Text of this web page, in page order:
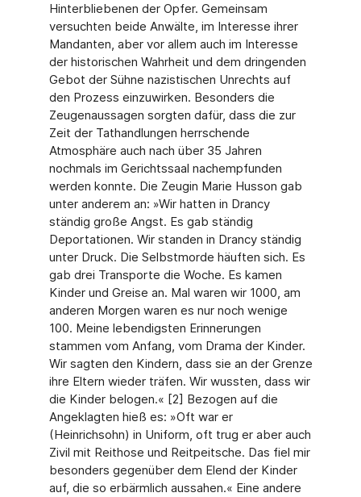
Hinterbliebenen der Opfer. Gemeinsam
versuchten beide Anwälte, im Interesse ihrer
Mandanten, aber vor allem auch im Interesse
der historischen Wahrheit und dem dringenden
Gebot der Sühne nazistischen Unrechts auf
den Prozess einzuwirken. Besonders die
Zeugenaussagen sorgten dafür, dass die zur
Zeit der Tathandlungen herrschende
Atmosphäre auch nach über 35 Jahren
nochmals im Gerichtssaal nachempfunden
werden konnte. Die Zeugin Marie Husson gab
unter anderem an: »Wir hatten in Drancy
ständig große Angst. Es gab ständig
Deportationen. Wir standen in Drancy ständig
unter Druck. Die Selbstmorde häuften sich. Es
gab drei Transporte die Woche. Es kamen
Kinder und Greise an. Mal waren wir 1000, am
anderen Morgen waren es nur noch wenige
100. Meine lebendigsten Erinnerungen
stammen vom Anfang, vom Drama der Kinder.
Wir sagten den Kindern, dass sie an der Grenze
ihre Eltern wieder träfen. Wir wussten, dass wir
die Kinder belogen.« [2] Bezogen auf die
Angeklagten hieß es: »Oft war er
(Heinrichsohn) in Uniform, oft trug er aber auch
Zivil mit Reithose und Reitpeitsche. Das fiel mir
besonders gegenüber dem Elend der Kinder
auf, die so erbärmlich aussahen.« Eine andere